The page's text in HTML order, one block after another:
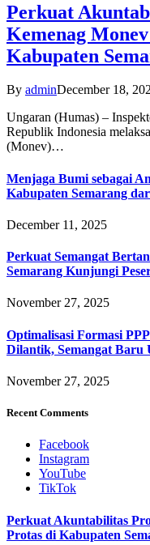
Perkuat
Kemenag
Kabupaten
By adminDecember 18,
Ungaran (Humas) –
Republik Indonesia
(Monev)…
Menjaga Bumi sebagai
Kabupaten Semarang
December 11, 2025
Perkuat Semangat
Semarang Kunjungi
November 27, 2025
Optimalisasi Formasi
Dilantik, Semangat Baru
November 27, 2025
Recent Comments
Facebook
Instagram
YouTube
TikTok
Perkuat Akuntabilitas
Protas di Kabupaten